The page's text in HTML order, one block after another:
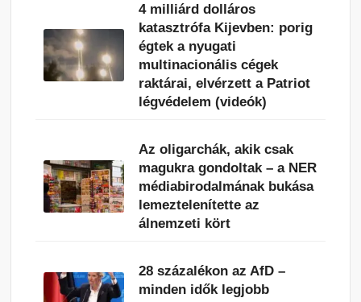
4 milliárd dolláros
katasztrófa Kijevben: porig
égtek a nyugati
multinacionális cégek
raktárai, elvérzett a Patriot
légvédelem (videók)
Az oligarchák, akik csak
magukra gondoltak – a NER
médiabirodalmának bukása
lemeztelenítette az
álnemzeti kört
28 százalékon az AfD –
minden idők legjobb